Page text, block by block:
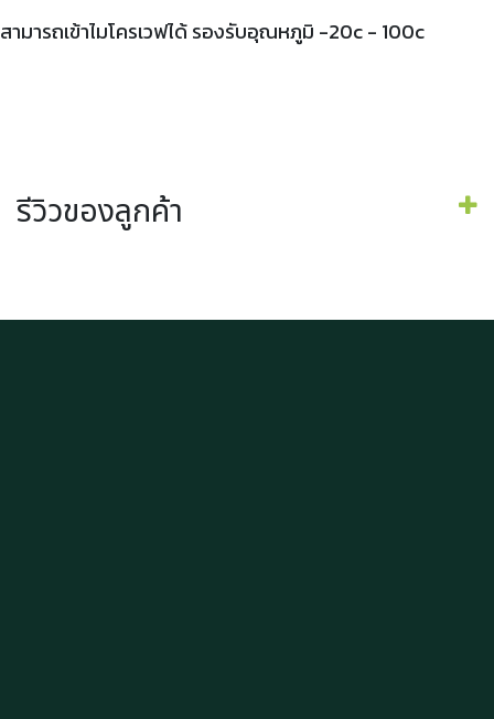
สามารถเข้าไมโครเวฟได้ รองรับอุณหภูมิ -20c - 100c
รีวิวของลูกค้า